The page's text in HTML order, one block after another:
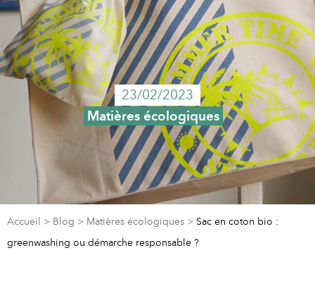
23/02/2023
Matières écologiques
Accueil > Blog > Matières écologiques > Sac en coton bio :
greenwashing ou démarche responsable ?